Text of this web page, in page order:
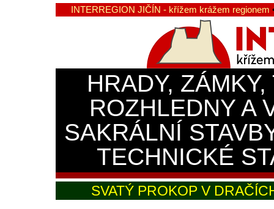
INTERREGION JIČÍN - křížem krážem regionem
HRADY,
ROZHLEDNY A
SAKRÁLNÍ
TECHNICKÉ
SVATÝ PROKOP V